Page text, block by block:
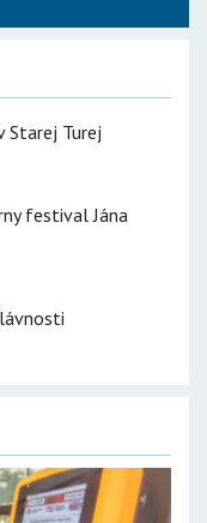
Starej Turej
festival Jána